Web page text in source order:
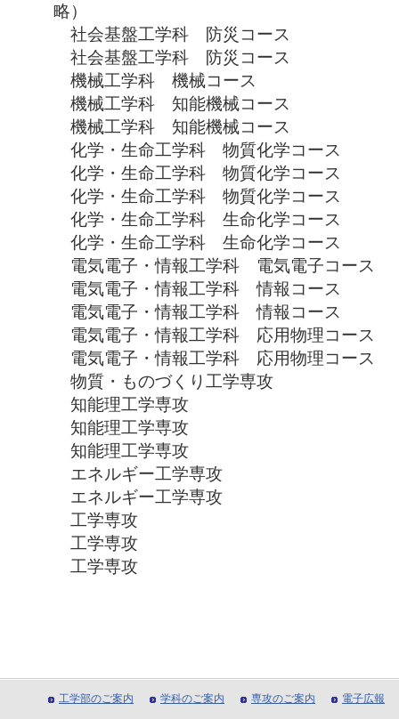
略）
社会基盤工学科 防災コース
社会基盤工学科 防災コース
機械工学科 機械コース
機械工学科 知能機械コース
機械工学科 知能機械コース
化学・生命工学科 物質化学コース
化学・生命工学科 物質化学コー
化学・生命工学科 物質化学コー
化学・生命工学科 生命化学コー
化学・生命工学科 生命化学コース
電気電子・情報工学科 電気電子コー
電気電子・情報工学科 情報コー
電気電子・情報工学科 情報コー
電気電子・情報工学科 応用物理コー
電気電子・情報工学科 応用物理コー
物質・ものづくり工学専攻
知能理工学専攻 大
知能理工学専攻 上
知能理工学専攻 和
エネルギー工学専攻 伊
エネルギー工学専攻 大
工学専攻 JIAO
工学専攻 稻葉
工学専攻 遠藤
工学部のご案内 学科のご案内 専攻のご案内 電子広報